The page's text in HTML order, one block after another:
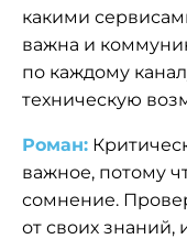
какими
важна и
по каждому
техническую
Роман:
важное, потому
сомнение.
от своих знаний,